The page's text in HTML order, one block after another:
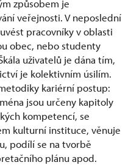
způsobem je
veřejnosti. V neposlední
pracovníky v oblasti
obec, nebo studenty
uživatelů je dána tím,
je kolektivním úsilím.
kariérní postup:
jsou určeny kapitoly
kompetencí, se
kulturní instituce, věnuje
podílí se na tvorbě
plánu apod.